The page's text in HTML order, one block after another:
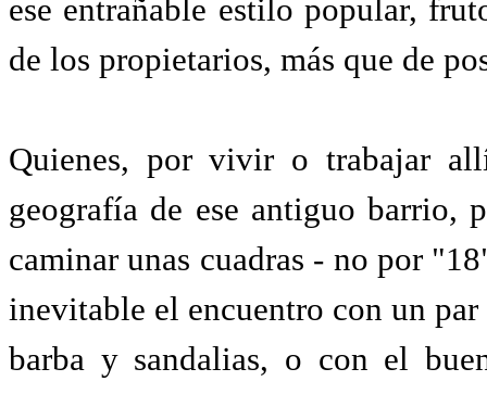
ese entrañable estilo popular,
de los propietarios, más que de
Quienes, por vivir o trabajar
geografía de ese antiguo barrio,
caminar unas cuadras - no por
inevitable el encuentro con un
barba y sandalias, o con el